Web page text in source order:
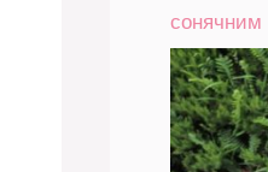
сонячним